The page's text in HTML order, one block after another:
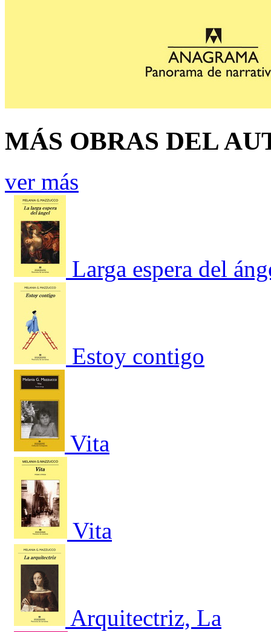
MÁS OBRAS DEL
ver más
Larga espera del
Estoy contigo
Vita
Vita
Arquitectriz, La